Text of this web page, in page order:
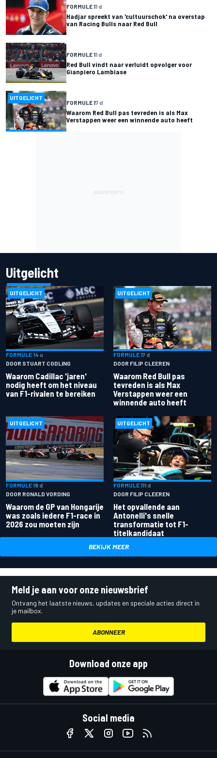
FORMULE 11 d
Hadjar spreekt van 'cultuurschok' na overstap
van Racing Bulls naar Red Bull
FORMULE 11 d
Red Bull vindt naar verluidt opvolger voor
Gianpiero Lambiase
UITGELICHT
FORMULE 17 d
Waarom Red Bull pas tevreden is als Max
Verstappen weer een winnende auto heeft
Uitgelicht
UITGELICHT
FORMULE 14 u
DOOR STUART CODLING
Waarom Cadillac 'jaren'
nodig heeft om het niveau
van F1-rivalen te bereiken
UITGELICHT
FORMULE 17 d
DOOR FILIP CLEEREN
Waarom Red Bull pas
tevreden is als Max
Verstappen weer een
winnende auto heeft
UITGELICHT
FORMULE 18 d
DOOR RONALD VORDING
Waarom de GP van Hongarije
was zoals iedere F1-race in
2026 zou moeten zijn
UITGELICHT
FORMULE 111 d
DOOR FILIP CLEEREN
Het opvallende aan
Antonelli's snelle
transformatie tot F1-
titelkandidaat
BEKIJK MEER
Meld je aan voor onze nieuwsbrief
Ontvang het laatste nieuws, updates en speciale acties direct in
je mailbox.
ABONNEER
Download onze app
Social media